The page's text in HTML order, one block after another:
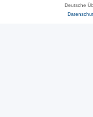
Deutsche